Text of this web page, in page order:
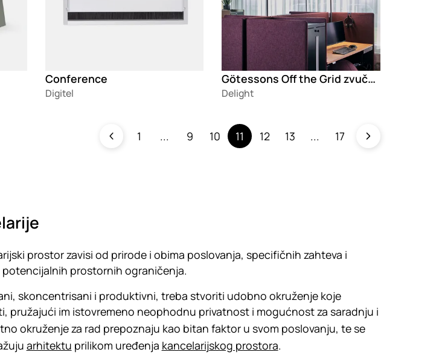
Conference
Digitel
Götessons Off the Grid zvučna izolacija
Delight
1 9 10 11 12 13 17
prostor zavisi od prirode i obima poslovanja, specifičnih zahteva i
prostornih ograničenja.
skoncentrisani i produktivni, treba stvoriti udobno okruženje koje
pružajući im istovremeno neophodnu privatnost i mogućnost za saradnju i
okruženje za rad prepoznaju kao bitan faktor u svom poslovanju, te se
arhitektu prilikom uređenja kancelarijskog prostora.